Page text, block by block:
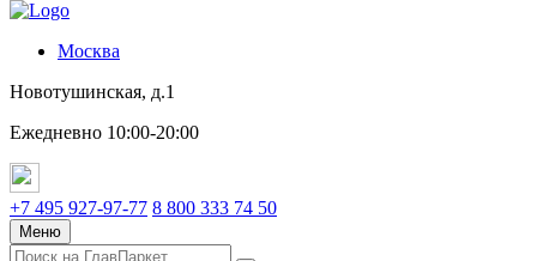
Москва
Новотушинская, д.1
Ежедневно 10:00-20:00
+7 495 927-97-77 8 800 333 74 50
Меню